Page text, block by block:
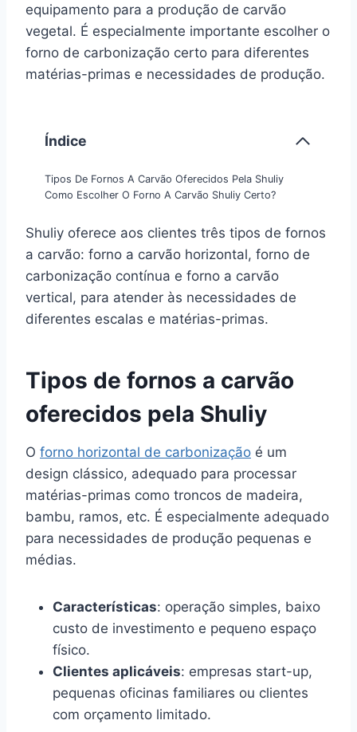
equipamento para a produção de carvão
vegetal. É especialmente importante escolher o
forno de carbonização certo para diferentes
matérias-primas e necessidades de produção.
Índice
Tipos De Fornos A Carvão Oferecidos Pela Shuliy
Como Escolher O Forno A Carvão Shuliy Certo?
Shuliy oferece aos clientes três tipos de fornos
a carvão: forno a carvão horizontal, forno de
carbonização contínua e forno a carvão
vertical, para atender às necessidades de
diferentes escalas e matérias-primas.
Tipos de fornos a carvão
oferecidos pela Shuliy
O forno horizontal de carbonização é um
design clássico, adequado para processar
matérias-primas como troncos de madeira,
bambu, ramos, etc. É especialmente adequado
para necessidades de produção pequenas e
médias.
Características: operação simples, baixo
custo de investimento e pequeno espaço
físico.
Clientes aplicáveis: empresas start-up,
pequenas oficinas familiares ou clientes
com orçamento limitado.